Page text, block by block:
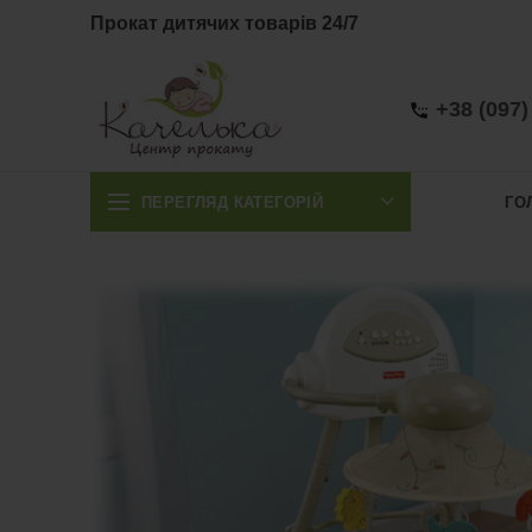
Прокат дитячих товарів 24/7
+38
ПЕРЕГЛЯД КАТЕГОРІЙ